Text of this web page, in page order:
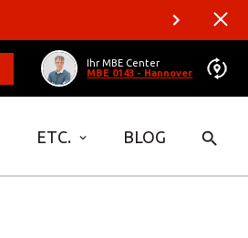
Ihr MBE Center
MBE 0143 - Hannover
ETC. BLOG